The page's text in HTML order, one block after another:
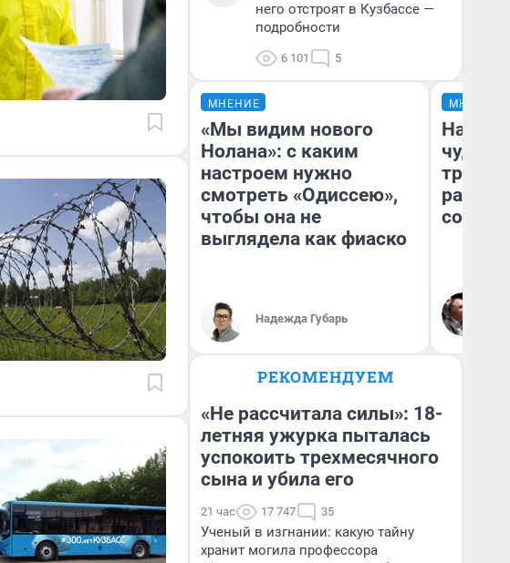
него отстроят в Кузбассе —
подробности
6 101 5
МНЕНИЕ
«Мы видим нового
Нолана»: с каким
настроем нужно
смотреть «Одиссею»,
чтобы она не
выглядела как фиаско
Надежда Губарь
МНЕНИЕ
чудом
РЕКОМЕНДУЕМ
«Не рассчитала силы»: 18-
летняя ужурка пыталась
успокоить трехмесячного
сына и убила его
21 час 17 747 35
Ученый в изгнании: какую тайну
хранит могила профессора